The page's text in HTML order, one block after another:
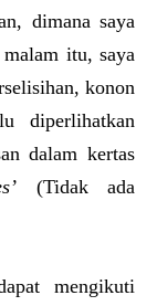
dimana saya
malam itu, saya
konon
diperlihatkan
dalam kertas
(Tidak ada
mengikuti